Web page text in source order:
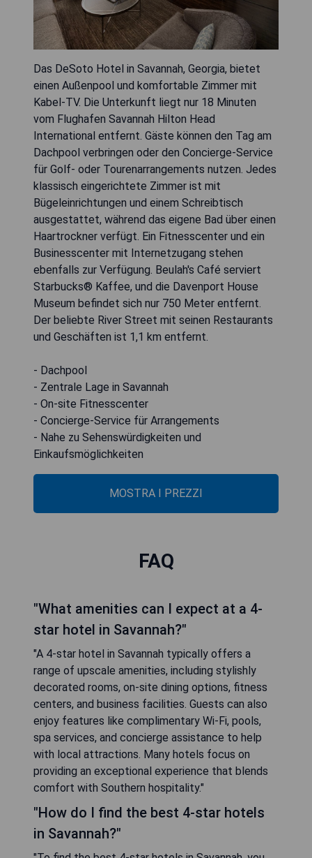
Das DeSoto Hotel in Savannah, Georgia, bietet
einen Außenpool und komfortable Zimmer mit
Kabel-TV. Die Unterkunft liegt nur 18 Minuten
vom Flughafen Savannah Hilton Head
International entfernt. Gäste können den Tag am
Dachpool verbringen oder den Concierge-Service
für Golf- oder Tourenarrangements nutzen. Jedes
klassisch eingerichtete Zimmer ist mit
Bügeleinrichtungen und einem Schreibtisch
ausgestattet, während das eigene Bad über einen
Haartrockner verfügt. Ein Fitnesscenter und ein
Businesscenter mit Internetzugang stehen
ebenfalls zur Verfügung. Beulah's Café serviert
Starbucks® Kaffee, und die Davenport House
Museum befindet sich nur 750 Meter entfernt.
Der beliebte River Street mit seinen Restaurants
und Geschäften ist 1,1 km entfernt.
- Dachpool
- Zentrale Lage in Savannah
- On-site Fitnesscenter
- Concierge-Service für Arrangements
- Nahe zu Sehenswürdigkeiten und
Einkaufsmöglichkeiten
MOSTRA I PREZZI
FAQ
"What amenities can I expect at a 4-
star hotel in Savannah?"
"A 4-star hotel in Savannah typically offers a
range of upscale amenities, including stylishly
decorated rooms, on-site dining options, fitness
centers, and business facilities. Guests can also
enjoy features like complimentary Wi-Fi, pools,
spa services, and concierge assistance to help
with local attractions. Many hotels focus on
providing an exceptional experience that blends
comfort with Southern hospitality."
"How do I find the best 4-star hotels
in Savannah?"